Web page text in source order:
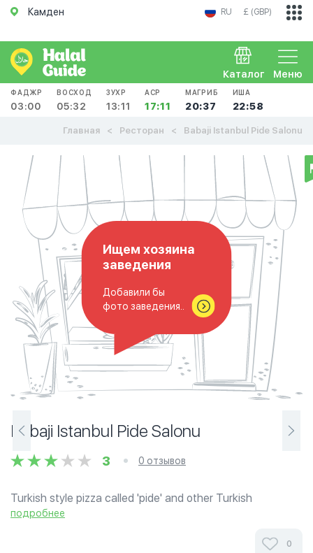
Камден RU £ (GBP)
Меню
Каталог
ФАДЖР
03:00
ВОСХОД
05:32
ЗУХР
13:11
АСР
17:11
МАГРИБ
20:37
ИША
22:58
Главная Ресторан Babaji Istanbul Pide Salonu
Ищем хозяина
заведения
Добавили бы
фото заведения..
Babaji Istanbul Pide Salonu
3 0 отзывов
Turkish style pizza called 'pide' and other Turkish
specialties.
подробнее
0